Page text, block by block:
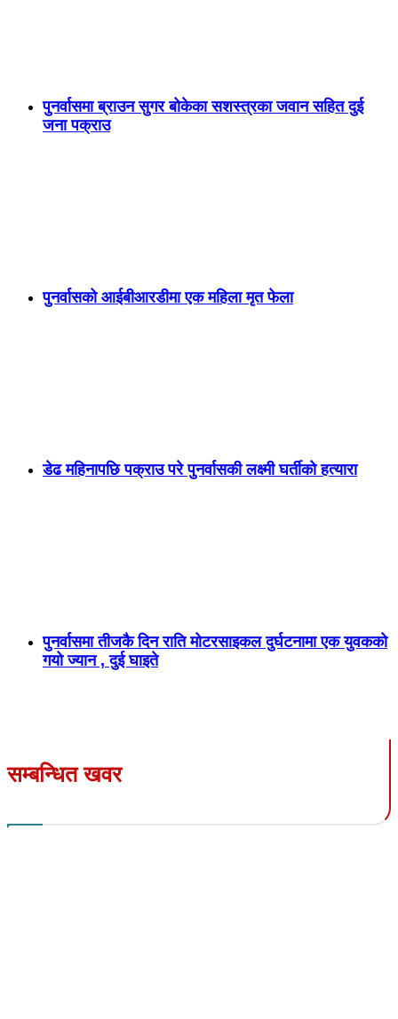
पुनर्वासमा ब्राउन सुगर बोकेका सशस्त्रका जवान सहित दुई
जना पक्राउ
पुनर्वासको आईबीआरडीमा एक महिला मृत फेला
डेढ महिनापछि पक्राउ परे पुनर्वासकी लक्ष्मी घर्तीको हत्यारा
पुनर्वासमा तीजकै दिन राति मोटरसाइकल दुर्घटनामा एक युवकको
गयो ज्यान , दुई घाइते
सम्बन्धित खवर